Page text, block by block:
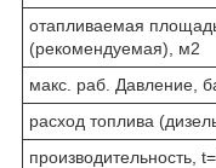
отапливаемая
(рекомендуемая), м2
макс. раб. Давление,
расход топлива
производительность,